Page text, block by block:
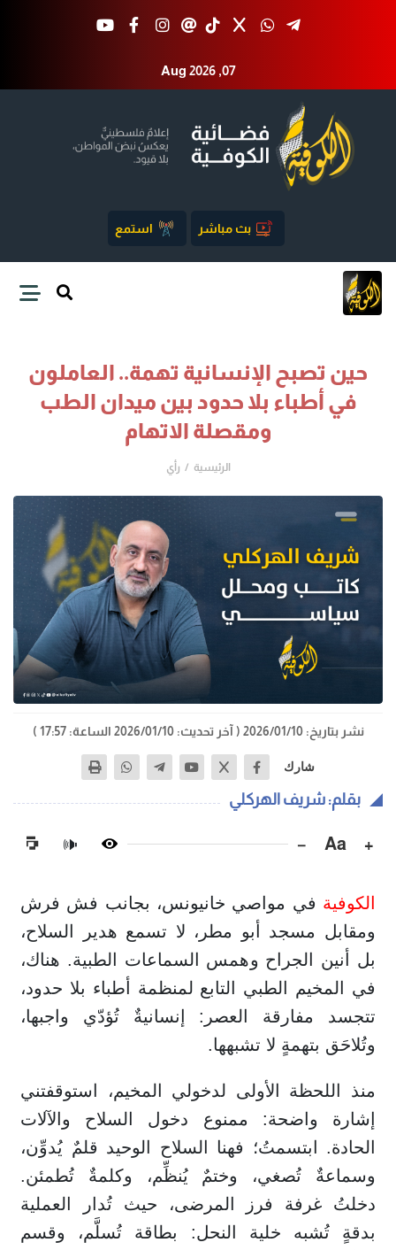
Aug 2026 ,07
بث مباشر استمع
حين تصبح الإنسانية تهمة.. العاملون
في أطباء بلا حدود بين ميدان الطب
ومقصلة الاتهام
الرئيسية رأي
نشر بتاريخ: 2026/01/10 ( آخر تحديث: 2026/01/10 الساعة: 17:57 )
شارك
بقلم: شريف الهركلي
+
Aa
−
🔊
الكوفية في مواصي خانيونس، بجانب فش فرش
ومقابل مسجد أبو مطر، لا تسمع هدير السلاح،
بل أنين الجراح وهمس السماعات الطبية. هناك،
في المخيم الطبي التابع لمنظمة أطباء بلا حدود،
تتجسد مفارقة العصر: إنسانيةٌ تُؤدّي واجبها،
وتُلاحَق بتهمةٍ لا تشبهها.
منذ اللحظة الأولى لدخولي المخيم، استوقفتني
إشارة واضحة: ممنوع دخول السلاح والآلات
الحادة. ابتسمتُ؛ فهنا السلاح الوحيد قلمٌ يُدوِّن،
وسماعةٌ تُصغي، وختمٌ يُنظِّم، وكلمةٌ تُطمئن.
دخلتُ غرفة فرز المرضى، حيث تُدار العملية
بدقةٍ تُشبه خلية النحل: بطاقة تُسلَّم، وقسم